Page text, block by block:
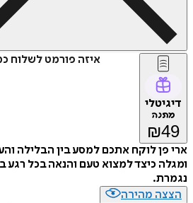
איזה פורמט לשלוח
דיגיטלי
מתנה
₪49
ארי פן לוקח אתכם למסע בין הבלילה
ומגלה כיצד למצוא טעם והנאה בכל
נגמרת.
הצצה מהירה